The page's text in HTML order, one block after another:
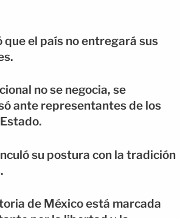
que el país no entregará sus
no se negocia, se
ante representantes de los
su postura con la tradición
de México está marcada